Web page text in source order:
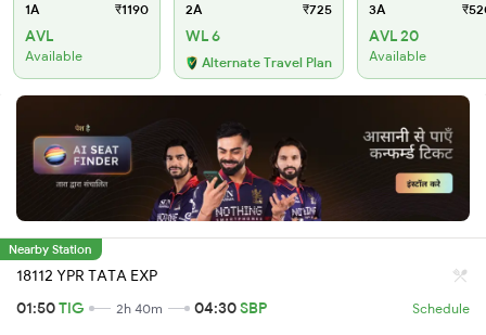
1A ₹1190
AVL
Available
2A ₹725
WL 6
Alternate Travel Plan
3A
AVL 20
Available
Nearby Station
18112 YPR TATA EXP
01:50TIG 2h 40m 04:30SBP Schedule